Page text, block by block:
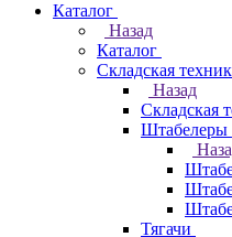
Каталог
Назад
Каталог
Складская
Назад
Складская
Штабелеры
Тягачи